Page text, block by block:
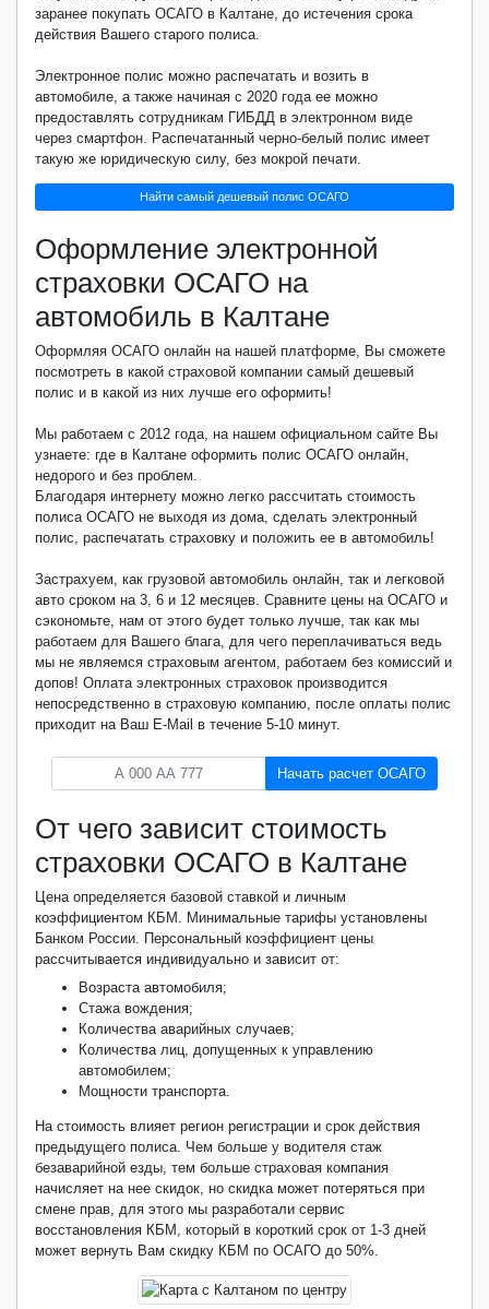
заранее покупать ОСАГО в Калтане, до истечения срока
действия Вашего старого полиса.
Электронное полис можно распечатать и возить в
автомобиле, а также начиная с 2020 года ее можно
предоставлять сотрудникам ГИБДД в электронном виде
через смартфон. Распечатанный черно-белый полис имеет
такую же юридическую силу, без мокрой печати.
Найти самый дешевый полис ОСАГО
Оформление электронной
страховки ОСАГО на
автомобиль в Калтане
Оформляя ОСАГО онлайн на нашей платформе, Вы сможете
посмотреть в какой страховой компании самый дешевый
полис и в какой из них лучше его оформить!
Мы работаем с 2012 года, на нашем официальном сайте Вы
узнаете: где в Калтане оформить полис ОСАГО онлайн,
недорого и без проблем.
Благодаря интернету можно легко рассчитать стоимость
полиса ОСАГО не выходя из дома, сделать электронный
полис, распечатать страховку и положить ее в автомобиль!
Застрахуем, как грузовой автомобиль онлайн, так и легковой
авто сроком на 3, 6 и 12 месяцев. Сравните цены на ОСАГО и
сэкономьте, нам от этого будет только лучше, так как мы
работаем для Вашего блага, для чего переплачиваться ведь
мы не являемся страховым агентом, работаем без комиссий и
допов! Оплата электронных страховок производится
непосредственно в страховую компанию, после оплаты полис
приходит на Ваш E-Mail в течение 5-10 минут.
Начать расчет ОСАГО
От чего зависит стоимость
страховки ОСАГО в Калтане
Цена определяется базовой ставкой и личным
коэффициентом КБМ. Минимальные тарифы установлены
Банком России. Персональный коэффициент цены
рассчитывается индивидуально и зависит от:
Возраста автомобиля;
Стажа вождения;
Количества аварийных случаев;
Количества лиц, допущенных к управлению
автомобилем;
Мощности транспорта.
На стоимость влияет регион регистрации и срок действия
предыдущего полиса. Чем больше у водителя стаж
безаварийной езды, тем больше страховая компания
начисляет на нее скидок, но скидка может потеряться при
смене прав, для этого мы разработали сервис
восстановления КБМ, который в короткий срок от 1-3 дней
может вернуть Вам скидку КБМ по ОСАГО до 50%.